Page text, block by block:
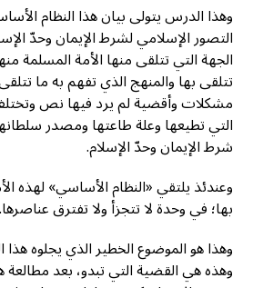
وهذا الدرس يتولى بيان هذا النظام
التصور الإسلامي لشرط الإيمان وحدّ
الجهة التي تتلقى منها الأمة المسلمة
تتلقى بها والمنهج الذي تفهم به ما
مشكلات وأقضية لم يرد فيها نص
التي تطيعها وعلة طاعتها ومصدر
شرط الإيمان وحدّ الإسلام.
وعندئذ يلتقي «النظام الأساسي» لهذه
بها؛ في وحدة لا تتجزأ ولا تفترق عناصرها.
وهذا هو الموضوع الخطير الذي يجلوه هذا
وهذه هي القضية التي تبدو، بعد مطالعة